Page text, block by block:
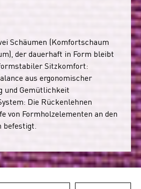
Schäumen (Komfortschaum
der dauerhaft in Form bleibt
Sitzkomfort:
aus ergonomischer
und Gemütlichkeit
Die Rückenlehnen
von Formholzelementen an den
befestigt.